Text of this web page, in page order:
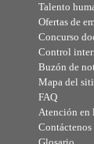
Talento
Ofertas de
Concurso
Control
Buzón de
Mapa del
FAQ
Atención en
Contáctenos